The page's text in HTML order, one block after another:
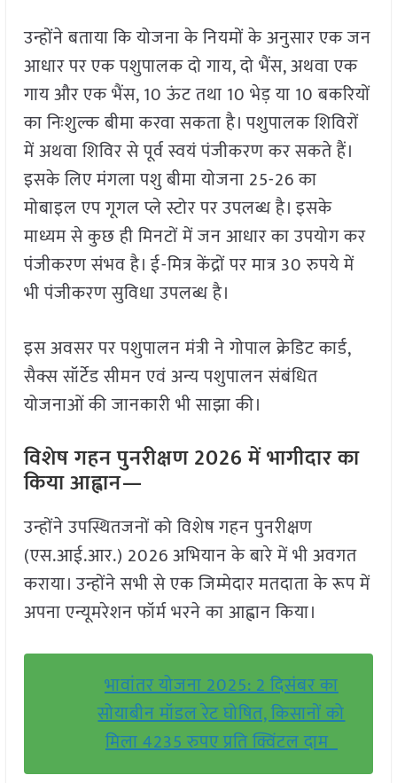
उन्होंने बताया कि योजना के नियमों के अनुसार एक जन
आधार पर एक पशुपालक दो गाय, दो भैंस, अथवा एक
गाय और एक भैंस, 10 ऊंट तथा 10 भेड़ या 10 बकरियों
का निःशुल्क बीमा करवा सकता है। पशुपालक शिविरों
में अथवा शिविर से पूर्व स्वयं पंजीकरण कर सकते हैं।
इसके लिए मंगला पशु बीमा योजना 25-26 का
मोबाइल एप गूगल प्ले स्टोर पर उपलब्ध है। इसके
माध्यम से कुछ ही मिनटों में जन आधार का उपयोग कर
पंजीकरण संभव है। ई-मित्र केंद्रों पर मात्र 30 रुपये में
भी पंजीकरण सुविधा उपलब्ध है।
इस अवसर पर पशुपालन मंत्री ने गोपाल क्रेडिट कार्ड,
सैक्स सॉर्टेड सीमन एवं अन्य पशुपालन संबंधित
योजनाओं की जानकारी भी साझा की।
विशेष गहन पुनरीक्षण 2026 में भागीदार का
किया आह्वान—
उन्होंने उपस्थितजनों को विशेष गहन पुनरीक्षण
(एस.आई.आर.) 2026 अभियान के बारे में भी अवगत
कराया। उन्होंने सभी से एक जिम्मेदार मतदाता के रूप में
अपना एन्यूमरेशन फॉर्म भरने का आह्वान किया।
भावांतर योजना 2025: 2 दिसंबर का
सोयाबीन मॉडल रेट घोषित, किसानों को
मिला 4235 रुपए प्रति क्विंटल दाम